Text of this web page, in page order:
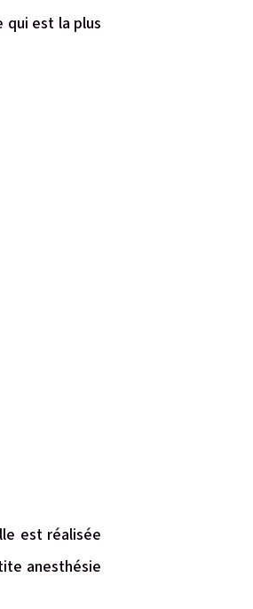
qui est la plus
est réalisée
anesthésie